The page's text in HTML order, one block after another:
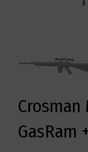
Crosman
GasRam